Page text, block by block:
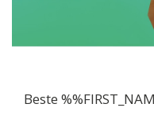
Beste